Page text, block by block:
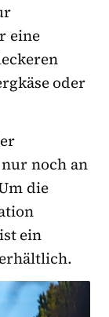
eine
oder
noch an
die
ein